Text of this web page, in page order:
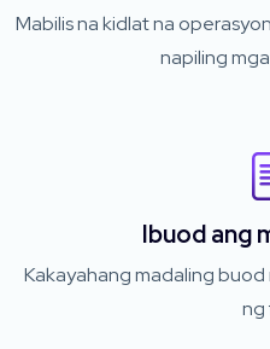
Mabilis na kidlat na
napiling
Ibuod ang
Kakayahang madaling
ng